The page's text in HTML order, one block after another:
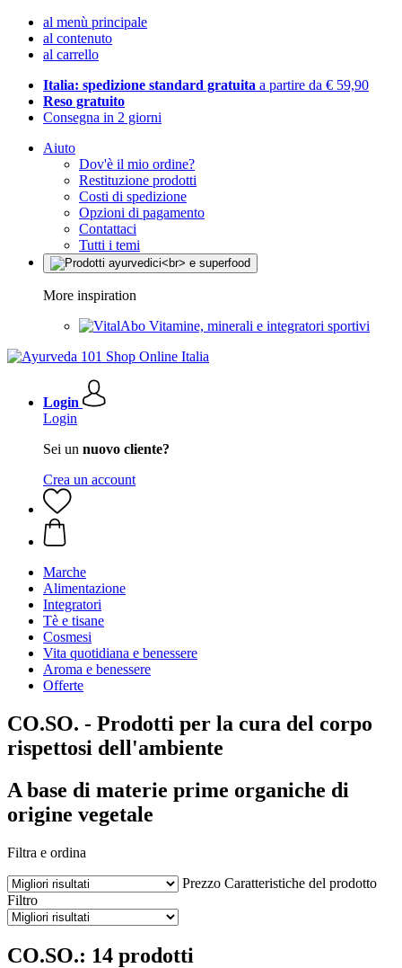
al menù principale
al contenuto
al carrello
Italia: spedizione standard gratuita a partire da € 59,90
Reso gratuito
Consegna in 2 giorni
Aiuto
Dov'è il mio ordine?
Restituzione prodotti
Costi di spedizione
Opzioni di pagamento
Contattaci
Tutti i temi
More inspiration
Vitamine, minerali e integratori sportivi
Login
Login
Sei un nuovo cliente?
Crea un account
Marche
Alimentazione
Integratori
Tè e tisane
Cosmesi
Vita quotidiana e benessere
Aroma e benessere
Offerte
CO.SO. - Prodotti per la cura del corpo
rispettosi dell'ambiente
A base di materie prime organiche di
origine vegetale
Filtra e ordina
Prezzo Caratteristiche del prodotto
Filtro
CO.SO.: 14 prodotti